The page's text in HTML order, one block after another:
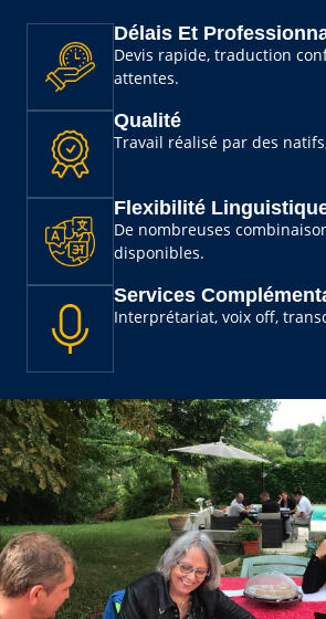
Délais Et
Devis rapide, traduction
attentes.
Qualité
Travail réalisé par des
Flexibilité
De nombreuses
disponibles.
Services
Interprétariat, voix off,